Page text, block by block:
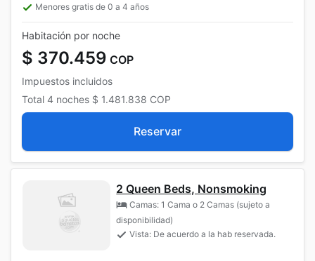
Menores gratis de 0 a 4 años
Habitación por noche
$ 370.459 COP
Impuestos incluidos
Total 4 noches $ 1.481.838 COP
Reservar
2 Queen Beds, Nonsmoking
Camas: 1 Cama o 2 Camas (sujeto a
disponibilidad)
Vista: De acuerdo a la hab reservada.